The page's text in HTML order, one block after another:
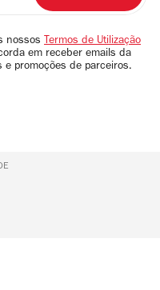
nossos Termos de Utilização
em receber emails da
e promoções de parceiros.